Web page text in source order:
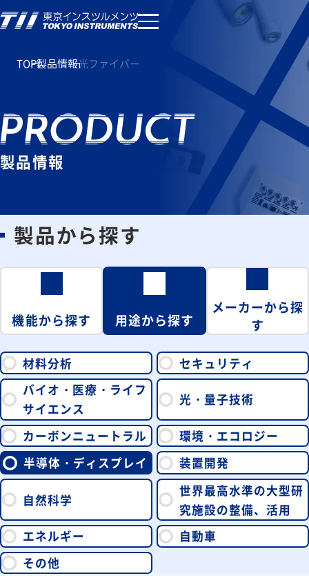
TOP製品情報光ファイバー
製品情報
製品から探す
機能から探す 用途から探す
メーカーから探
す
材料分析
セキュリティ
バイオ・医療・ライフ
サイエンス
光・量子技術
カーボンニュートラル
環境・エコロジー
半導体・ディスプレイ
装置開発
自然科学
世界最高水準の大型研
究施設の整備、活用
エネルギー
自動車
その他